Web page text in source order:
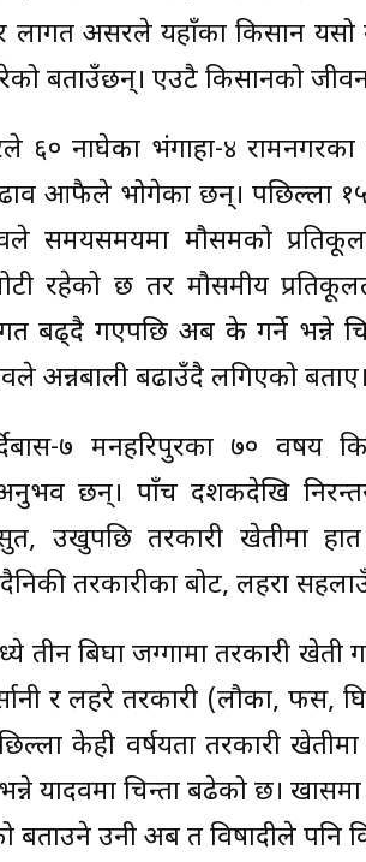
र लागत असरले यहाँका किसान यसो
बताउँछन्। एउटै किसानको
६० नाघेका भंगाहा-४
आफैले भोगेका छन्। पछिल्ला
समयसमयमा मौसमको
रहेको छ तर मौसमीय
बढ्दै गएपछि अब के गर्ने भन्ने
अन्नबाली बढाउँदै लगिएको बताए।
७ मनहरिपुरका ७० वर्षीय
अनुभव छन्। पाँच दशकदेखि
सुर्ती, उखुपछि तरकारी खेतीमा
दैनिकी तरकारीका बोट, लहरा
तीन बिघा जग्गामा तरकारी
र लहरे तरकारी (लौका,
केही वर्षयता तरकारी
यादवमा चिन्ता बढेको छ।
बताउने उनी अब त विषादीले पनि